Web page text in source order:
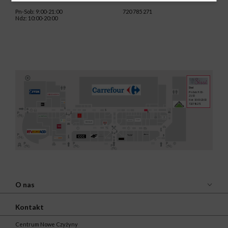
Pn-Sob: 9:00-21:00
Ndz: 10:00-20:00
720 785 271
Sissi
Pn-Sob: 9:00-
21:00
Ndz: 10:00-20:00
720 785 271
O nas
Kontakt
Centrum Nowe Czyżyny